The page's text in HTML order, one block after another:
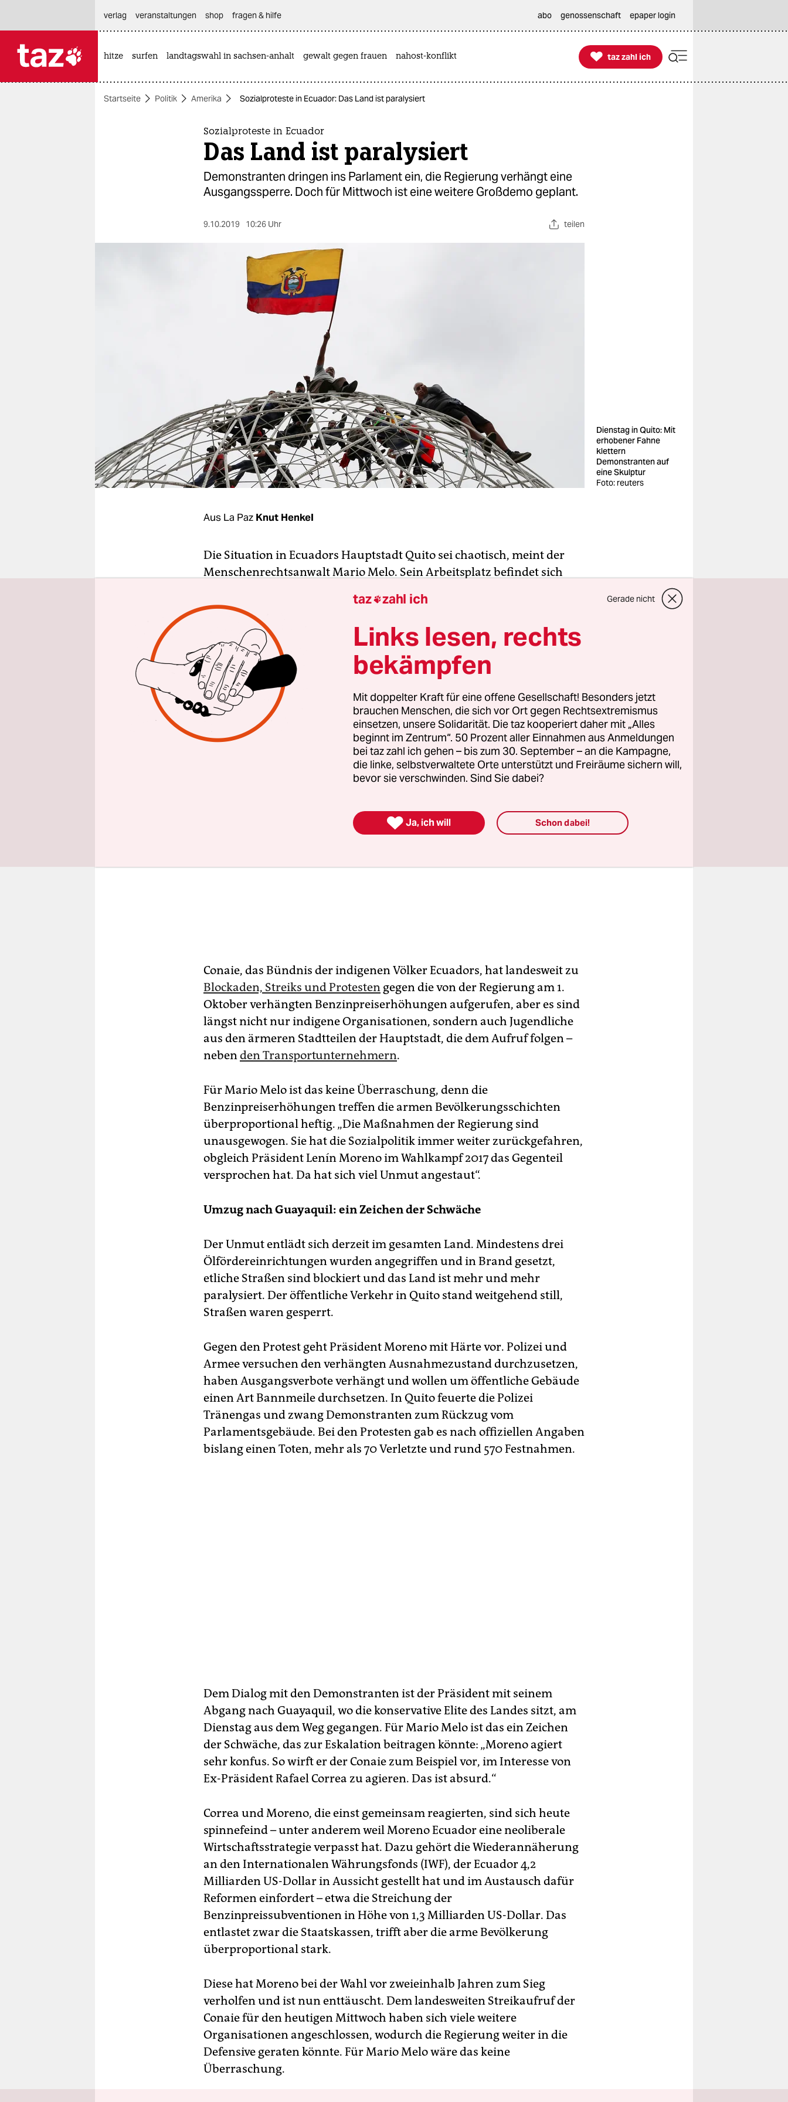
themen
fragen & hilfe
unterstützen
abo
verlag
veranstaltungen shop fragen & hilfe abo genossenschaft epaper login
hitze surfen landtagswahl in sachsen-anhalt gewalt gegen frauen nahost-konflikt 
taz zahl ich
taz zahl ich
Startseite Politik Amerika Sozialproteste in Ecuador: Das Land ist paralysiert
Sozialproteste in Ecuador
Das Land ist paralysiert
Demonstranten dringen ins Parlament ein, die Regierung verhängt eine
Ausgangssperre. Doch für Mittwoch ist eine weitere Großdemo geplant.
9.10.2019 10:26 Uhr teilen
Dienstag in Quito: Mit
erhobener Fahne
klettern
Demonstranten auf
eine Skulptur
Foto: reuters
Aus La Paz Knut Henkel
Die Situation in Ecuadors Hauptstadt Quito sei chaotisch, meint der
Menschenrechtsanwalt Mario Melo. Sein Arbeitsplatz befindet sich
Dienstag massive Proteste konzentrierten. Demonstranten gelang es,
das Parlament zu stürmen und bis in den Plenarsaal vorzudringen.
„Laut dem indigenen Dachverband, der Conaie, sind mittlerweile
mindestens 20.000 ihrer Anhänger in der Stadt“, sagt der Jurist, der
gute Kontakte in die indigene Organisation hat, „doch es könnten auch
deutlich mehr sein. Die Proteste haben die Stadt fast komplett
paralysiert.“
Conaie, das Bündnis der indigenen Völker Ecuadors, hat landesweit zu
Blockaden, Streiks und Protesten gegen die von der Regierung am 1.
Oktober verhängten Benzinpreiserhöhungen aufgerufen, aber es sind
längst nicht nur indigene Organisationen, sondern auch Jugendliche
aus den ärmeren Stadtteilen der Hauptstadt, die dem Aufruf folgen –
nebenden Transportunternehmern.
Für Mario Melo ist das keine Überraschung, denn die
Benzinpreiserhöhungen treffen die armen Bevölkerungsschichten
überproportional heftig. „Die Maßnahmen der Regierung sind
unausgewogen. Sie hat die Sozialpolitik immer weiter zurückgefahren,
obgleich Präsident Lenín Moreno im Wahlkampf 2017 das Gegenteil
versprochen hat. Da hat sich viel Unmut angestaut“.
Umzug nach Guayaquil: ein Zeichen der Schwäche
Der Unmut entlädt sich derzeit im gesamten Land. Mindestens drei
Ölfördereinrichtungen wurden angegriffen und in Brand gesetzt,
etliche Straßen sind blockiert und das Land ist mehr und mehr
paralysiert. Der öffentliche Verkehr in Quito stand weitgehend still,
Straßen waren gesperrt.
Gegen den Protest geht Präsident Moreno mit Härte vor. Polizei und
Armee versuchen den verhängten Ausnahmezustand durchzusetzen,
haben Ausgangsverbote verhängt und wollen um öffentliche Gebäude
einen Art Bannmeile durchsetzen. In Quito feuerte die Polizei
Tränengas und zwang Demonstranten zum Rückzug vom
Parlamentsgebäude. Bei den Protesten gab es nach offiziellen Angaben
bislang einen Toten, mehr als 70 Verletzte und rund 570 Festnahmen.
Dem Dialog mit den Demonstranten ist der Präsident mit seinem
Abgang nach Guayaquil, wo die konservative Elite des Landes sitzt, am
Dienstag aus dem Weg gegangen. Für Mario Melo ist das ein Zeichen
der Schwäche, das zur Eskalation beitragen könnte: „Moreno agiert
sehr konfus. So wirft er der Conaie zum Beispiel vor, im Interesse von
Ex-Präsident Rafael Correa zu agieren. Das ist absurd.“
Correa und Moreno, die einst gemeinsam reagierten, sind sich heute
spinnefeind – unter anderem weil Moreno Ecuador eine neoliberale
Wirtschaftsstrategie verpasst hat. Dazu gehört die Wiederannäherung
an den Internationalen Währungsfonds (IWF), der Ecuador 4,2
Milliarden US-Dollar in Aussicht gestellt hat und im Austausch dafür
Reformen einfordert – etwa die Streichung der
Benzinpreissubventionen in Höhe von 1,3 Milliarden US-Dollar. Das
entlastet zwar die Staatskassen, trifft aber die arme Bevölkerung
überproportional stark.
Diese hat Moreno bei der Wahl vor zweieinhalb Jahren zum Sieg
verholfen und ist nun enttäuscht. Dem landesweiten Streikaufruf der
Conaie für den heutigen Mittwoch haben sich viele weitere
Organisationen angeschlossen, wodurch die Regierung weiter in die
Defensive geraten könnte. Für Mario Melo wäre das keine
Überraschung.
taz zahl ich Gerade nicht
Links lesen, rechts
bekämpfen
Mit doppelter Kraft für eine offene Gesellschaft! Besonders jetzt
brauchen Menschen, die sich vor Ort gegen Rechtsextremismus
einsetzen, unsere Solidarität. Die taz kooperiert daher mit „Alles
beginnt im Zentrum“. 50 Prozent aller Einnahmen aus Anmeldungen
bei taz zahl ich gehen – bis zum 30. September – an die Kampagne,
die linke, selbstverwaltete Orte unterstützt und Freiräume sichern will,
bevor sie verschwinden. Sind Sie dabei?
 Ja, ich will Schon dabei!